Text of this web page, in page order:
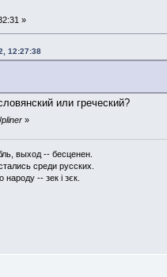
»
12:27:38
или греческий?
»
выход -- бесценен.
среди русских.
народу -- зек і зєк.